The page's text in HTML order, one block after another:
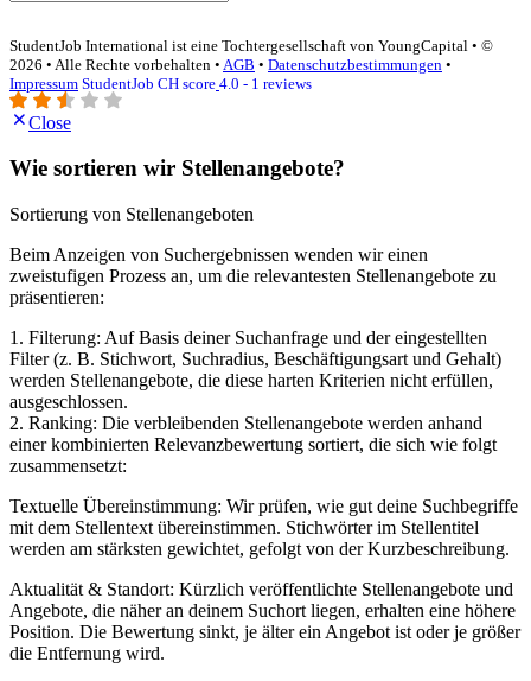
StudentJob International ist eine Tochtergesellschaft von YoungCapital • ©
2026 • Alle Rechte vorbehalten • AGB • Datenschutzbestimmungen •
Impressum StudentJob CH score 4.0 - 1 reviews
Close
Wie sortieren wir Stellenangebote?
Sortierung von Stellenangeboten
Beim Anzeigen von Suchergebnissen wenden wir einen
zweistufigen Prozess an, um die relevantesten Stellenangebote zu
präsentieren:
1. Filterung: Auf Basis deiner Suchanfrage und der eingestellten
Filter (z. B. Stichwort, Suchradius, Beschäftigungsart und Gehalt)
werden Stellenangebote, die diese harten Kriterien nicht erfüllen,
ausgeschlossen.
2. Ranking: Die verbleibenden Stellenangebote werden anhand
einer kombinierten Relevanzbewertung sortiert, die sich wie folgt
zusammensetzt:
Textuelle Übereinstimmung: Wir prüfen, wie gut deine Suchbegriffe
mit dem Stellentext übereinstimmen. Stichwörter im Stellentitel
werden am stärksten gewichtet, gefolgt von der Kurzbeschreibung.
Aktualität & Standort: Kürzlich veröffentlichte Stellenangebote und
Angebote, die näher an deinem Suchort liegen, erhalten eine höhere
Position. Die Bewertung sinkt, je älter ein Angebot ist oder je größer
die Entfernung wird.